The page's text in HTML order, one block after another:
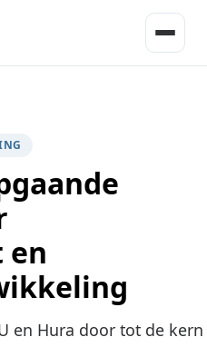
miniscan
en
en Hura door tot de kern